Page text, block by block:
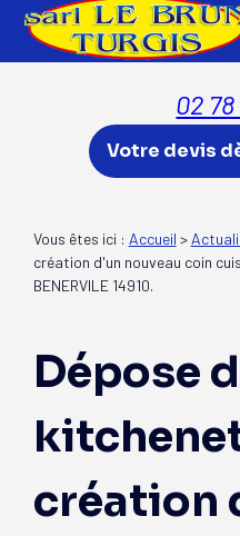
02 78
Votre devis
Vous êtes ici : Accueil >
création d'un nouveau coin
BENERVILE 14910.
Dépose
création
Panneau de gestion des